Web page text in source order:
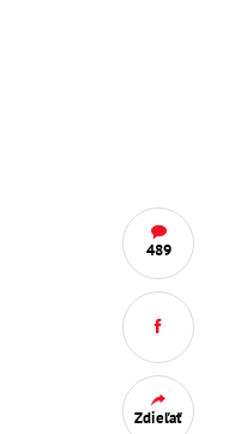
489
Zdieľať